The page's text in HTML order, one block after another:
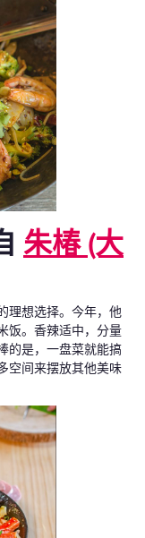
朱椿 (大
理想选择。今年，他
饭。香辣适中，分量
的是，一盘菜就能搞
空间来摆放其他美味